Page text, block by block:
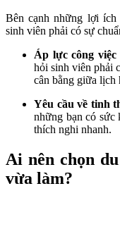
Bên cạnh những lợi
sinh viên phải có sự
Áp lực công việc
hỏi sinh viên phải
cân bằng giữa lịch
Yêu cầu về tinh
những bạn có sức
thích nghi nhanh.
Ai nên chọn
vừa làm?